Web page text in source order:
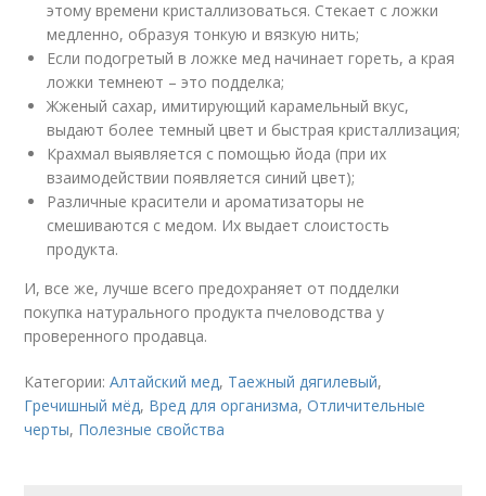
этому времени кристаллизоваться. Стекает с ложки
медленно, образуя тонкую и вязкую нить;
Если подогретый в ложке мед начинает гореть, а края
ложки темнеют – это подделка;
Жженый сахар, имитирующий карамельный вкус,
выдают более темный цвет и быстрая кристаллизация;
Крахмал выявляется с помощью йода (при их
взаимодействии появляется синий цвет);
Различные красители и ароматизаторы не
смешиваются с медом. Их выдает слоистость
продукта.
И, все же, лучше всего предохраняет от подделки
покупка натурального продукта пчеловодства у
проверенного продавца.
Категории:Алтайский мед, Таежный дягилевый,
Гречишный мёд, Вред для организма,Отличительные
черты, Полезные свойства